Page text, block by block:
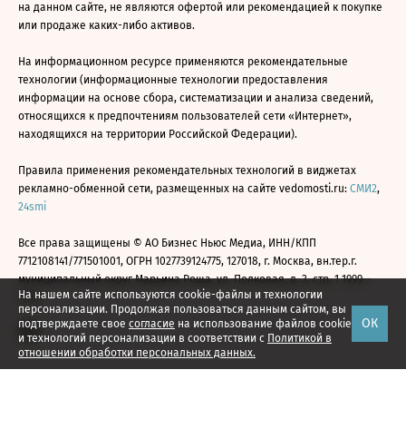
На нашем сайте используются cookie-файлы и технологии
персонализации. Продолжая пользоваться данным сайтом, вы
подтверждаете свое согласие на использование файлов cookie
и технологий персонализации в соответствии с Политикой в
отношении обработки персональных данных.
ОК
на данном сайте, не являются офертой или рекомендацией к покупке
или продаже каких-либо активов.
На информационном ресурсе применяются рекомендательные
технологии (информационные технологии предоставления
информации на основе сбора, систематизации и анализа сведений,
относящихся к предпочтениям пользователей сети «Интернет»,
находящихся на территории Российской Федерации).
Правила применения рекомендательных технологий в виджетах
рекламно-обменной сети, размещенных на сайте vedomosti.ru: СМИ2,
24smi
Все права защищены © АО Бизнес Ньюс Медиа, ИНН/КПП
7712108141/771501001, ОГРН 1027739124775, 127018, г. Москва, вн.тер.г.
муниципальный округ Марьина Роща, ул. Полковая, д. 3, стр. 1 1999—
2026